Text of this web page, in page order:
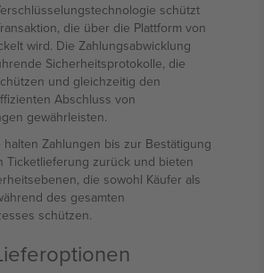
schützt
die über die Plattform von
wird. Die Zahlungsabwicklung
Sicherheitsprotokolle, die
und gleichzeitig den
Abschluss von
gewährleisten.
Zahlungen bis zur Bestätigung
Ticketlieferung zurück und bieten
die sowohl Käufer als
des gesamten
schützen.